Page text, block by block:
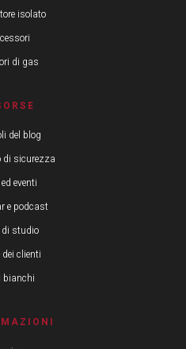
isolato
di gas
del blog
di sicurezza
eventi
e podcast
studio
dei clienti
bianchi